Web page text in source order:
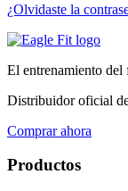
¿Olvidaste la
El entrenamiento del
Distribuidor oficial
Comprar ahora
Productos